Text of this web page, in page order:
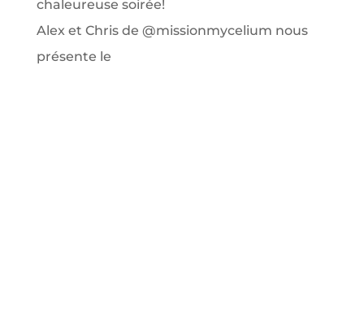
Alex et Chris de @missionmycelium nous
présente le